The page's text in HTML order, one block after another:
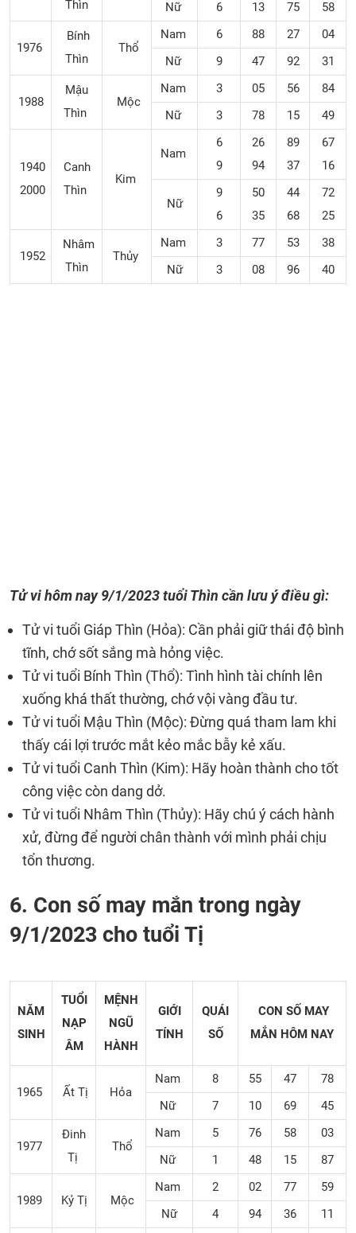
Thìn
Nữ
6 13 75 58
1976
Bính
Thìn
Thổ
Nam 6 88 27
04
Nữ
9 47 92 31
1988
Mậu
Thìn
Mộc
Nam 3 05 56
84
Nữ
3 78 15 49
1940
2000
Canh
Thìn
Kim
Nam
6
9
26
94
89
37
67
16
Nữ
9
6
50
35
44
68
72
25
1952
Nhâm
Thìn
Thủy
Nam 3 77 53
38
Nữ
3 08 96 40
Tử vi hôm nay9/1/2023 tuổi Thìn cần lưu ý điều gì:
Tử vi tuổi Giáp Thìn (Hỏa): Cần phải giữ thái độ bình
tĩnh, chớ sốt sắng mà hỏng việc.
Tử vi tuổi Bính Thìn (Thổ): Tình hình tài chính lên
xuống khá thất thường, chớ vội vàng đầu tư.
Tử vi tuổi Mậu Thìn (Mộc): Đừng quá tham lam khi
thấy cái lợi trước mắt kẻo mắc bẫy kẻ xấu.
Tử vi tuổi Canh Thìn (Kim): Hãy hoàn thành cho tốt
công việc còn dang dở.
Tử vi tuổi Nhâm Thìn (Thủy): Hãy chú ý cách hành
xử, đừng để người chân thành với mình phải chịu
tổn thương.
6. Con số may mắn trong ngày
9/1/2023 cho tuổi Tị
NĂM
SINH
TUỔI
NẠP
ÂM
MỆNH
NGŨ
HÀNH
GIỚI
TÍNH
QUÁI
SỐ
CON SỐ MAY
MẮN HÔM NAY
1965 Ất Tị Hỏa
Nam 8 55 47
78
Nữ
7 10 69 45
1977
Đinh
Tị
Thổ
Nam 5 76 58
03
Nữ
1 48 15 87
1989 Kỷ Tị Mộc
Nam 2 02 77
59
Nữ
4 94 36 11